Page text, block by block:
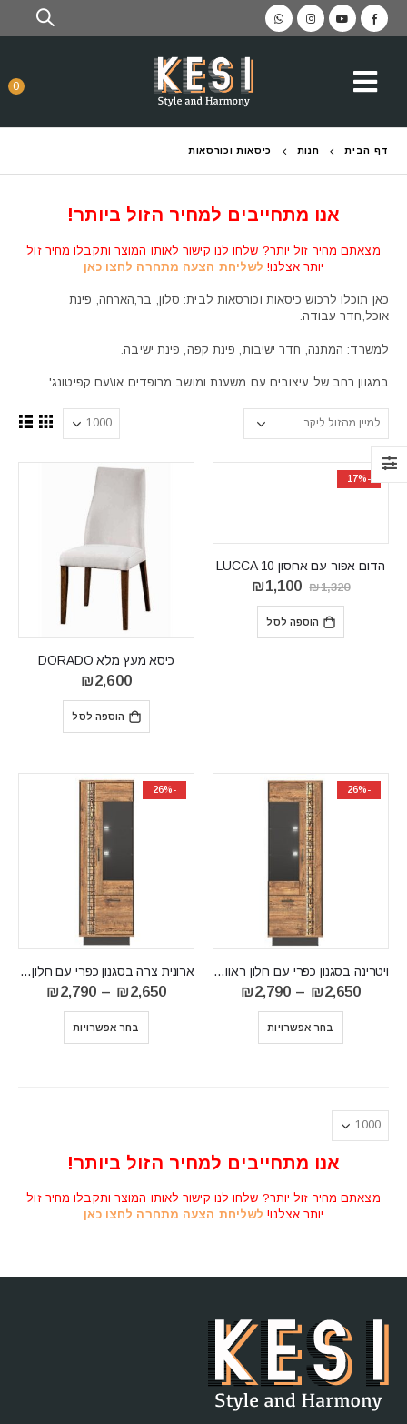
0
דף הבית חנות כיסאות וכורסאות
אנו מתחייבים למחיר הזול ביותר!
מצאתם מחיר זול יותר? שלחו לנו קישור לאותו המוצר ותקבלו מחיר זול
יותר אצלנו! לשליחת הצעה מתחרה לחצו כאן
כאן תוכלו לרכוש כיסאות וכורסאות לבית: סלון, בר,הארחה, פינת
אוכל,חדר עבודה.
למשרד: המתנה, חדר ישיבות, פינת קפה, פינת ישיבה.
במגוון רחב של עיצובים עם משענת ומושב מרופדים או\עם קפיטונג'
-17%
הדום אפור עם אחסון LUCCA 10
₪1,320
המחיר
היה:
₪1,320.
₪1,100
הוספה לסל
כיסא מעץ מלא DORADO
₪2,600
הוספה לסל
-26%
ויטרינה בסגנון כפרי עם חלון ראווה דגם DORIAN DN6
₪2,650
–
₪2,790
בחר אפשרויות
-26%
ארונית צרה בסגנון כפרי עם חלון ראווה דגם DORIAN DN7
₪2,650
–
₪2,790
בחר אפשרויות
אנו מתחייבים למחיר הזול ביותר!
מצאתם מחיר זול יותר? שלחו לנו קישור לאותו המוצר ותקבלו מחיר זול
יותר אצלנו! לשליחת הצעה מתחרה לחצו כאן